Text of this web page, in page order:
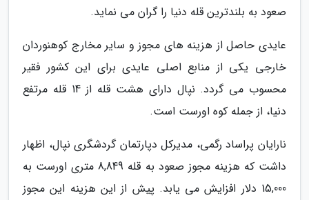
صعود به بلندترین قله دنیا را گران می نماید.
عایدی حاصل از هزینه های مجوز و سایر مخارج کوهنوردان
خارجی یکی از منابع اصلی عایدی برای این کشور فقیر
محسوب می گردد. نپال دارای هشت قله از 14 قله مرتفع
دنیا، از جمله کوه اورست است.
نارایان پراساد رگمی، مدیرکل دپارتمان گردشگری نپال، اظهار
داشت که هزینه مجوز صعود به قله 8,849 متری اورست به
15,000 دلار افزایش می یابد. پیش از این هزینه این مجوز